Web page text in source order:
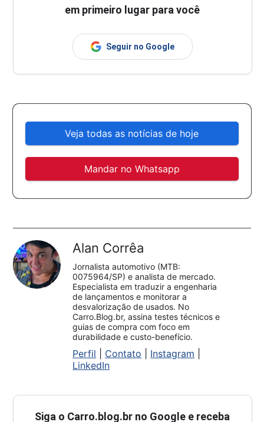
em primeiro lugar para você
Seguir no Google
Veja todas as notícias de hoje
Mandar no Whatsapp
Alan Corrêa
Jornalista automotivo (MTB:
0075964/SP) e analista de mercado.
Especialista em traduzir a engenharia
de lançamentos e monitorar a
desvalorização de usados. No
Carro.Blog.br, assina testes técnicos e
guias de compra com foco em
durabilidade e custo-benefício.
Perfil Contato Instagram
LinkedIn
Siga o Carro.blog.br no Google e receba